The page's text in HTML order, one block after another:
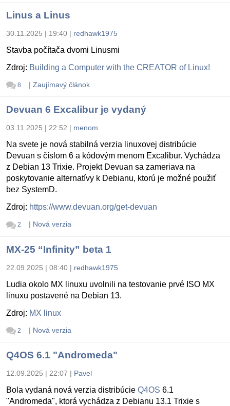
Linus a Linus
30.11.2025 | 19:40 | redhawk1975
Stavba počítača dvomi Linusmi
Zdroj: Building a Computer with the CREATOR of Linux!
8 | Zaujímavý článok
Devuan 6 Excalibur je vydaný
03.11.2025 | 22:52 | menom
Na svete je nová stabilná verzia linuxovej distribúcie
Devuan s číslom 6 a kódovým menom Excalibur. Vychádza
z Debian 13 Trixie. Projekt Devuan sa zameriava na
poskytovanie alternatívy k Debianu, ktorú je možné použiť
bez SystemD.
Zdroj: https://www.devuan.org/get-devuan
2 | Nová verzia
MX-25 “Infinity” beta 1
22.09.2025 | 08:40 | redhawk1975
Ludia okolo MX linuxu uvolnili na testovanie prvé ISO MX
linuxu postavené na Debian 13.
Zdroj: MX linux
2 | Nová verzia
Q4OS 6.1 "Andromeda"
12.09.2025 | 22:07 | Pavel
Bola vydaná nová verzia distribúcie Q4OS 6.1
"Andromeda", ktorá vychádza z Debianu 13.1 Trixie s